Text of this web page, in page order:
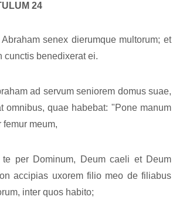
24
senex dierumque multorum; et
cunctis benedixerat ei.
ad servum seniorem domus suae,
omnibus, quae habebat: "Pone manum
femur meum,
te per Dominum, Deum caeli et Deum
accipias uxorem filio meo de filiabus
inter quos habito;